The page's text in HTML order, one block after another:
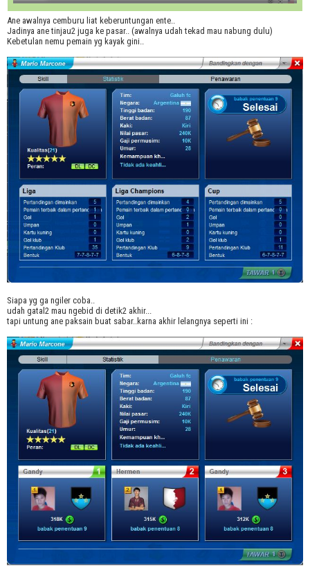
Ane awalnya cemburu liat keberuntungan ente..
Jadinya ane tinjau2 juga ke pasar.. (awalnya udah tekad mau nabung dulu)
Kebetulan nemu pemain yg kayak gini..
Siapa yg ga ngiler coba..
udah gatal2 mau ngebid di detik2 akhir...
tapi untung ane paksain buat sabar..karna akhir lelangnya seperti ini :